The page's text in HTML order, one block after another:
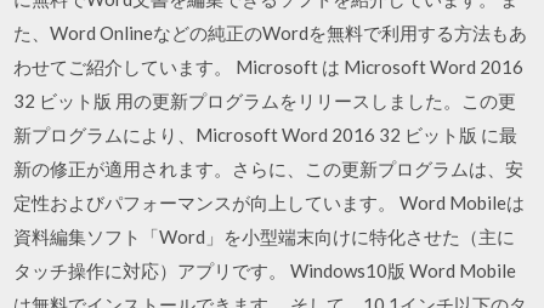
た、Word Onlineなどの純正のWordを無料で利用する方法もあ
わせてご紹介しています。 Microsoft は Microsoft Word 2016
32 ビット版 用の更新プログラムをリリースしました。この更
新プログラムにより、Microsoft Word 2016 32 ビット版 に最
新の修正が適用されます。さらに、この更新プログラムは、安
定性およびパフォーマンスが向上しています。 Word Mobileは
資料編集ソフト「Word」を小型端末向けに特化させた（主に
タッチ操作に対応）アプリです。 Windows10版 Word Mobile